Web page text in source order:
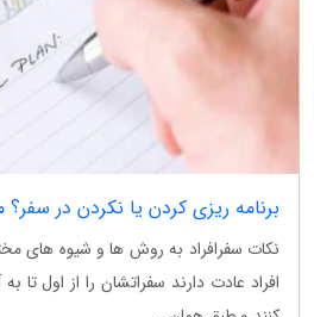
برنامه ریزی کردن یا نکردن در
نکات سفرافراد به روش ها و شیوه های
افراد عادت دارند سفراتشان را از اول تا